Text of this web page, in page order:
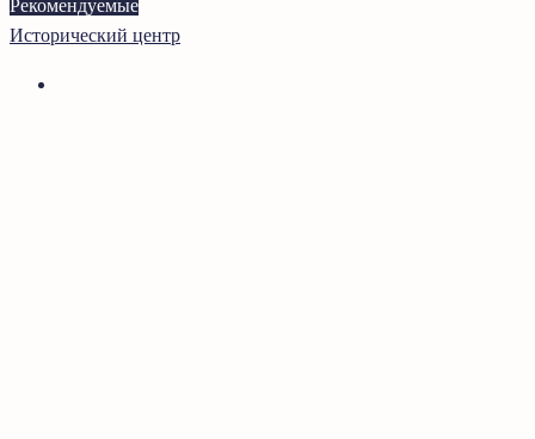
Рекомендуемые
Исторический центр